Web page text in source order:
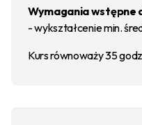
Wymagania wstępne
- wykształcenie min.
Kurs równoważy 35